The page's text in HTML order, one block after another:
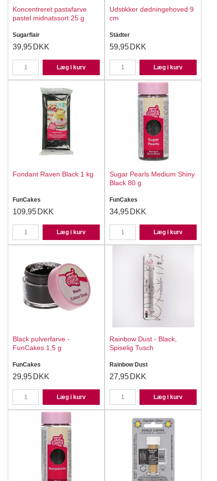
Koncentreret pastafarve
pastel midnatssort 25 g
Sugarflair
39,95 DKK
Læg i kurv
Udstikker dødningehoved 9
cm
Städter
59,95 DKK
Læg i kurv
Fondant Raven Black 1 kg
FunCakes
109,95 DKK
Læg i kurv
Sugar Pearls Medium Shiny
Black 80 g
FunCakes
34,95 DKK
Læg i kurv
Black pulverfarve -
FunCakes 1,5 g
FunCakes
29,95 DKK
Læg i kurv
Rainbow Dust - Black,
Spiselig Tusch
Rainbow Dust
27,95 DKK
Læg i kurv